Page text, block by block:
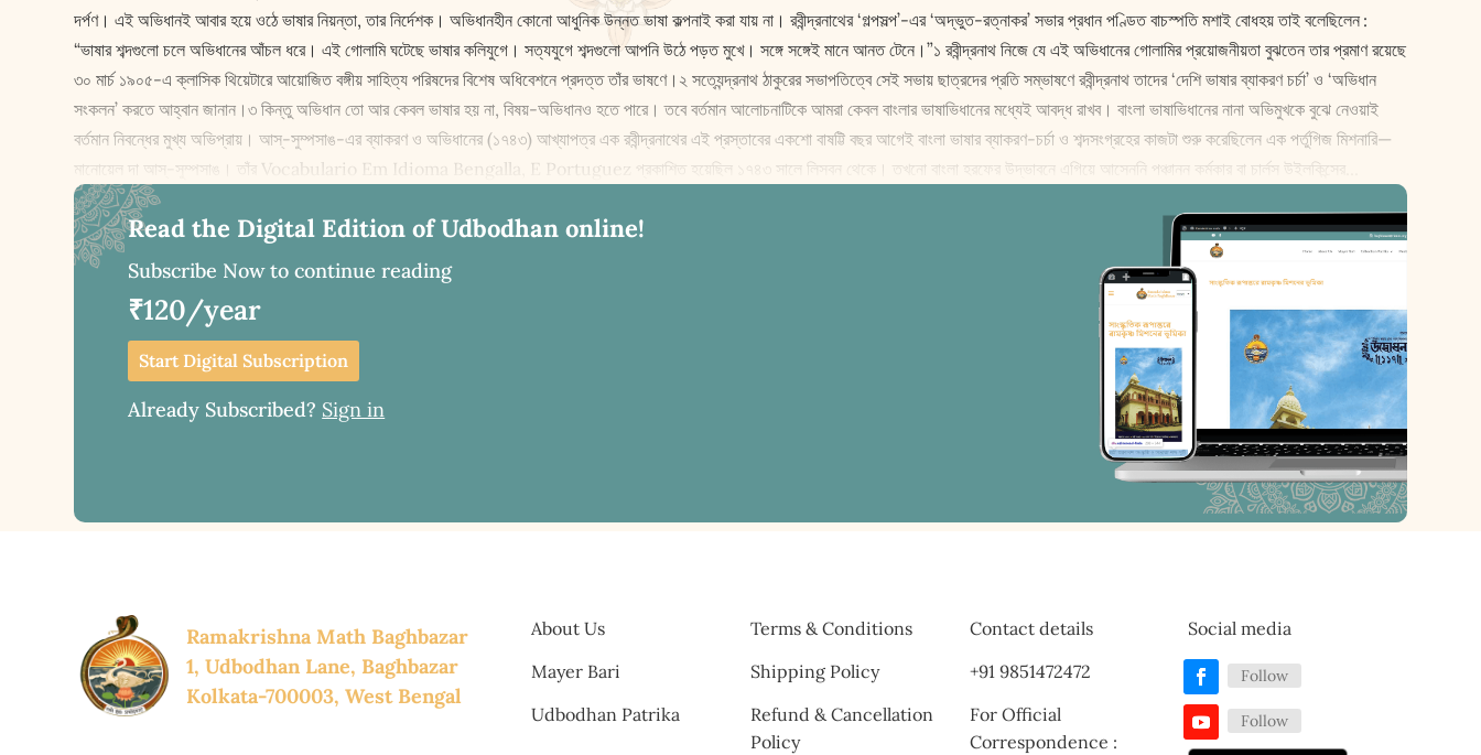
দর্পণ। এই অভিধানই আবার হয়ে ওঠে ভাষার নিয়ন্তা, তার নির্দেশক। অভিধানহীন কোনো আধুনিক উন্নত ভাষা কল্পনাই করা যায় না। রবীন্দ্রনাথের ‘গল্পসল্প’-এর ‘অদ্ভুত-রত্নাকর’ সভার প্রধান পণ্ডিত বাচস্পতি মশাই বোধহয় তাই বলেছিলেন :
“ভাষার শব্দগুলো চলে অভিধানের আঁচল ধরে। এই গোলামি ঘটেছে ভাষার কলিযুগে। সত্যযুগে শব্দগুলো আপনি উঠে পড়ত মুখে। সঙ্গে সঙ্গেই মানে আনত টেনে।”১ রবীন্দ্রনাথ নিজে যে এই অভিধানের গোলামির প্রয়োজনীয়তা বুঝতেন তার প্রমাণ রয়েছে
৩০ মার্চ ১৯০৫-এ ক্লাসিক থিয়েটারে আয়োজিত বঙ্গীয় সাহিত্য পরিষদের বিশেষ অধিবেশনে প্রদত্ত তাঁর ভাষণে।২ সত্যেন্দ্রনাথ ঠাকুরের সভাপতিত্বে সেই সভায় ছাত্রদের প্রতি সম্ভাষণে রবীন্দ্রনাথ তাদের ‘দেশি ভাষার ব্যাকরণ চর্চা’ ও ‘অভিধান
সংকলন’ করতে আহ্বান জানান।৩ কিন্তু অভিধান তো আর কেবল ভাষার হয় না, বিষয়-অভিধানও হতে পারে। তবে বর্তমান আলোচনাটিকে আমরা কেবল বাংলার ভাষাভিধানের মধ্যেই আবদ্ধ রাখব। বাংলা ভাষাভিধানের নানা অভিমুখকে বুঝে নেওয়াই
বর্তমান নিবন্ধের মুখ্য অভিপ্রায়। আস্‌-সুম্পসাঙ-এর ব্যাকরণ ও অভিধানের (১৭৪৩) আখ্যাপত্র এক রবীন্দ্রনাথের এই প্রস্তাবের একশো বাষট্টি বছর আগেই বাংলা ভাষার ব্যাকরণ-চর্চা ও শব্দসংগ্রহের কাজটা শুরু করেছিলেন এক পর্তুগিজ মিশনারি—
মানোয়েল দা আস্‌-সুম্পসাঙ। তাঁর Vocabulario Em Idioma Bengalla, E Portuguez প্রকাশিত হয়েছিল ১৭৪৩ সালে লিসবন থেকে। তখনো বাংলা হরফের উদ্ভাবনে এগিয়ে আসেননি পঞ্চানন কর্মকার বা চার্লস উইলকিন্সের...
Read the Digital Edition of Udbodhan online!
Subscribe Now to continue reading
₹120/year
Start Digital Subscription
Already Subscribed? Sign in
Ramakrishna Math Baghbazar
1, Udbodhan Lane, Baghbazar
Kolkata-700003, West Bengal
About Us
Mayer Bari
Udbodhan Patrika
Terms & Conditions
Shipping Policy
Refund & Cancellation
Policy
Contact details
+91 9851472472
For Official
Correspondence :
Social media
Follow
Follow